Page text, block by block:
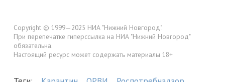
Copyright © 1999—2025 НИА "Нижний Новгород".
При перепечатке гиперссылка на НИА "Нижний Новгород"
обязательна.
Настоящий ресурс может содержать материалы 18+